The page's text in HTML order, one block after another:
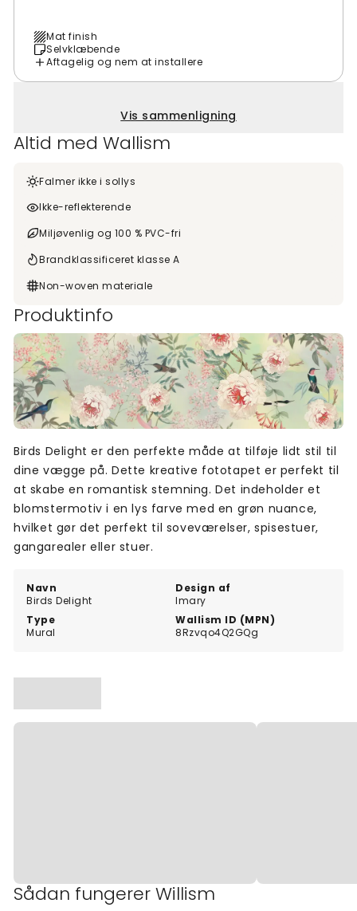
Mat finish
Selvklæbende
Aftagelig og nem at installere
Vis sammenligning
Altid med Wallism
Falmer ikke i sollys
Ikke-reflekterende
Miljøvenlig og 100 % PVC-fri
Brandklassificeret klasse A
Non-woven materiale
Produktinfo
Navn
Birds Delight
Design af
Imary
Type
Mural
Wallism ID (MPN)
8Rzvqo4Q2GQg
Birds Delight er den perfekte måde at tilføje lidt stil til
dine vægge på. Dette kreative fototapet er perfekt til
at skabe en romantisk stemning. Det indeholder et
blomstermotiv i en lys farve med en grøn nuance,
hvilket gør det perfekt til soveværelser, spisestuer,
gangarealer eller stuer.
Sådan fungerer Willism